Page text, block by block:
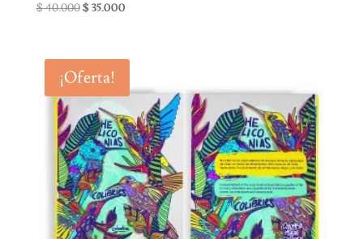
$40.000El
era:
$ 40.000.
$35.000El
es:
¡Oferta!